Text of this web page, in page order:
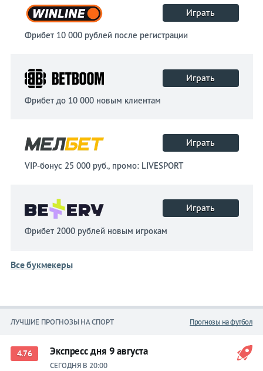
Играть
Фрибет 10 000 рублей после регистрации
Играть
Фрибет до 10 000 новым клиентам
Играть
VIP-бонус 25 000 руб., промо: LIVESPORT
Играть
Фрибет 2000 рублей новым игрокам
Все букмекеры
ЛУЧШИЕ ПРОГНОЗЫ НА СПОРТ Прогнозы на футбол
4.76 Экспресс дня 9 августа
СЕГОДНЯ В 20:00